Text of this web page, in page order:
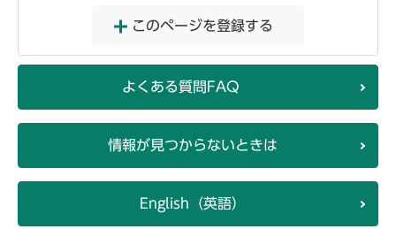
このページを登録する
よくある質問FAQ
情報が見つからないときは
English（英語）